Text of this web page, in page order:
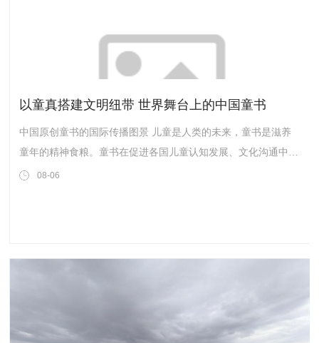
以童真搭建文明纽带 世界舞台上的中国童书
中国原创童书的国际传播图景 儿童是人类的未来，童书是滋养
童年的精神食粮。童书在促进各国儿童认知发展、文化沟通中发
挥着重要作用。近年来，中国的童书数量快速增长，质量也稳步
08-06